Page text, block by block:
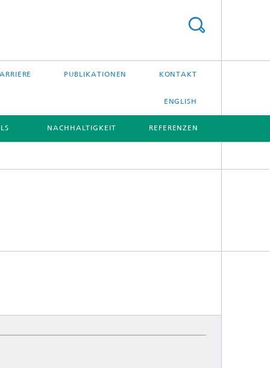
PUBLIKATIONEN KONTAKT
ENGLISH
NACHHALTIGKEIT REFERENZEN